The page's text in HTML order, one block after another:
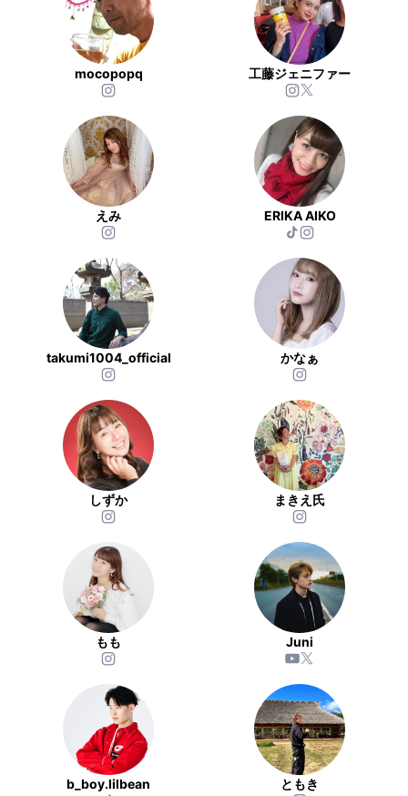
mocopopq 工藤ジェニファー
えみ ERIKA AIKO
takumi1004_official かなぁ
しずか まきえ氏
もも Juni
b_boy.lilbean ともき